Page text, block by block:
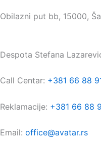
Obilazni put bb, 15000,
Despota Stefana
Call Centar: +381 66 88
Reklamacije: +381 66 88
Email: office@avatar.rs